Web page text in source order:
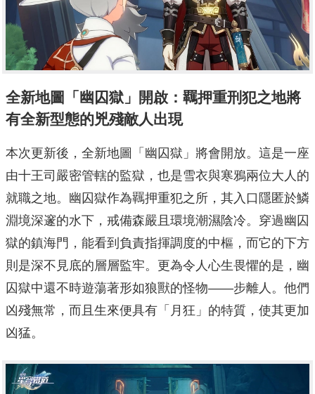
全新地圖「幽囚獄」開啟：羈押重刑犯之地將
有全新型態的兇殘敵人出現
本次更新後，全新地圖「幽囚獄」將會開放。這是一座
由十王司嚴密管轄的監獄，也是雪衣與寒鴉兩位大人的
就職之地。幽囚獄作為羈押重犯之所，其入口隱匿於鱗
淵境深邃的水下，戒備森嚴且環境潮濕陰冷。穿過幽囚
獄的鎮海門，能看到負責指揮調度的中樞，而它的下方
則是深不見底的層層監牢。更為令人心生畏懼的是，幽
囚獄中還不時遊蕩著形如狼獸的怪物——步離人。他們
凶殘無常，而且生來便具有「月狂」的特質，使其更加
凶猛。